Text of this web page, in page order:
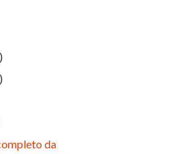
da